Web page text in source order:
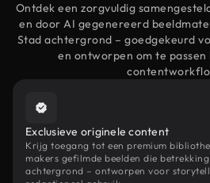
Ontdek een zorgvuldig
en door AI gegenereerd
Stad achtergrond – goedgekeurd
en ontworpen om te
Exclusieve originele content
Krijg toegang tot een premium
makers gefilmde beelden die
achtergrond – ontworpen voor